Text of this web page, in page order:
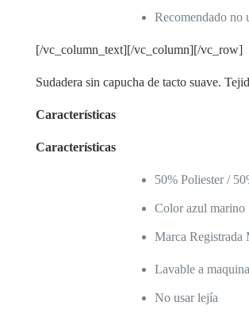
Recomendado no
[/vc_column_text][/vc_column][/vc_row]
Sudadera sin capucha de tacto suave.
Características
Características
50% Poliester /
Color azul marino
Marca Registrada
Lavable a
No usar lejía